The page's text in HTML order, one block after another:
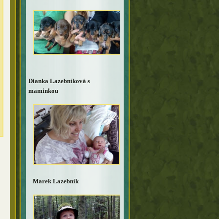
Dianka Lazebníková s
maminkou
Marek Lazebník